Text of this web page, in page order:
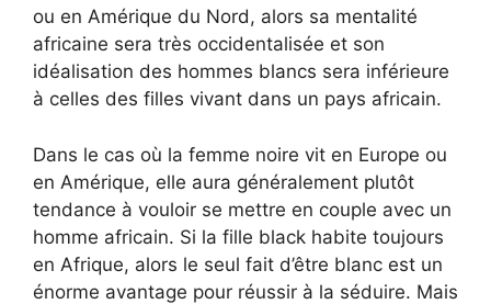
ou en Amérique du Nord, alors sa mentalité
africaine sera très occidentalisée et son
idéalisation des hommes blancs sera inférieure
à celles des filles vivant dans un pays africain.
Dans le cas où la femme noire vit en Europe ou
en Amérique, elle aura généralement plutôt
tendance à vouloir se mettre en couple avec un
homme africain. Si la fille black habite toujours
en Afrique, alors le seul fait d’être blanc est un
énorme avantage pour réussir à la séduire. Mais